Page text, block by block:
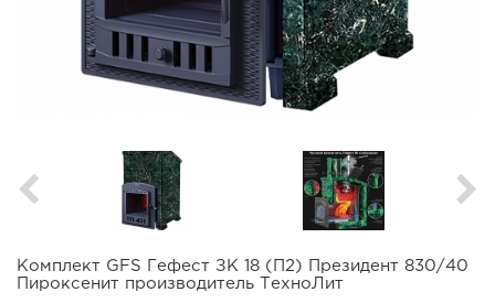
Комплект GFS Гефест ЗК 18 (П2) Президент 830/40
Пироксенит производитель ТехноЛит